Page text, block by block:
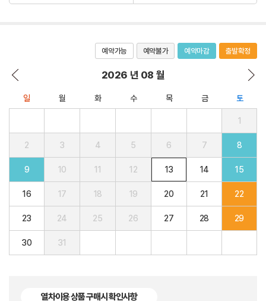
출발확정
예약마감
예약불가
예약가능
2026 년 08 월
일 월 화 수 목 금 토
1
2 3 4 5 6 7 8
9 10 11 12 13 14 15
16 17 18 19 20 21 22
23 24 25 26 27 28 29
30 31
열차이용 상품 구매시 확인사항